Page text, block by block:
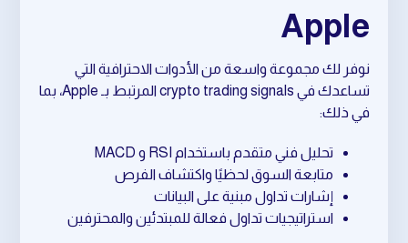
Apple
نوفر لك مجموعة واسعة من الأدوات الاحترافية التي
تساعدك في crypto trading signals المرتبط بـ Apple، بما
في ذلك:
تحليل فني متقدم باستخدام RSI و MACD
متابعة السوق لحظيًا واكتشاف الفرص
إشارات تداول مبنية على البيانات
استراتيجيات تداول فعالة للمبتدئين والمحترفين